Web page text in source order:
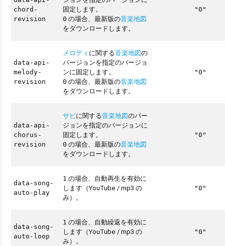
chord-
revision
固定します。
0 の場合、最新版の音楽地図
をダウンロードします。
"0"
data-api-
melody-
revision
メロディに関する音楽地図の
バージョンを指定のバージョ
ンに固定します。
0 の場合、最新版の音楽地図
をダウンロードします。
"0"
data-api-
chorus-
revision
サビに関する音楽地図のバー
ジョンを指定のバージョンに
固定します。
0 の場合、最新版の音楽地図
をダウンロードします。
"0"
data-song-
auto-play
1 の場合、自動再生を有効に
します（YouTube / mp3 の
み）。
"0"
data-song-
auto-loop
1 の場合、自動繰返を有効に
します（YouTube / mp3 の
み）。
"0"